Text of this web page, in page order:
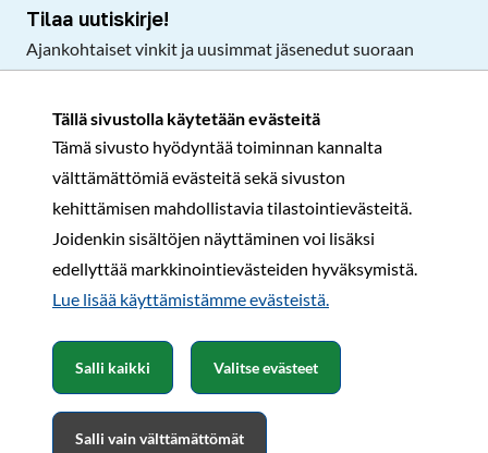
Tällä sivustolla käytetään evästeitä
Tämä sivusto hyödyntää toiminnan kannalta
välttämättömiä evästeitä sekä sivuston
kehittämisen mahdollistavia tilastointievästeitä.
Joidenkin sisältöjen näyttäminen voi lisäksi
edellyttää markkinointievästeiden hyväksymistä.
Lue lisää käyttämistämme evästeistä.​​​​​​
Salli kaikki
Salli vain välttämättömät
Valitse evästeet
Tilaa uutiskirje!
Ajankohtaiset vinkit ja uusimmat jäsenedut suoraan
Rekisteri- ja tietosuojaselosteSopimusehdot